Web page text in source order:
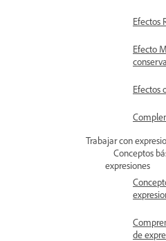
Efectos
Efecto
Efectos
Trabajar con
Conceptos
expresiones
de